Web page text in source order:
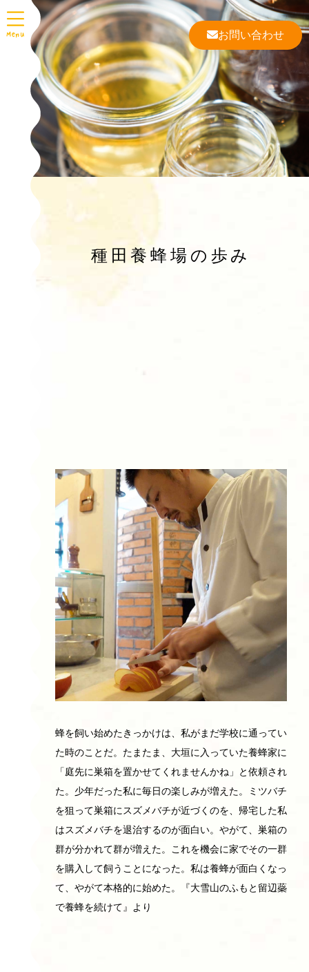
お問い合わせ
種田養蜂場の歩み
蜂を飼い始めたきっかけは、私がまだ学校に通ってい
た時のことだ。たまたま、大垣に入っていた養蜂家に
「庭先に巣箱を置かせてくれませんかね」と依頼され
た。少年だった私に毎日の楽しみが増えた。ミツバチ
を狙って巣箱にスズメバチが近づくのを、帰宅した私
はスズメバチを退治するのが面白い。やがて、巣箱の
群が分かれて群が増えた。これを機会に家でその一群
を購入して飼うことになった。私は養蜂が面白くなっ
て、やがて本格的に始めた。『大雪山のふもと留辺蘂
で養蜂を続けて』より